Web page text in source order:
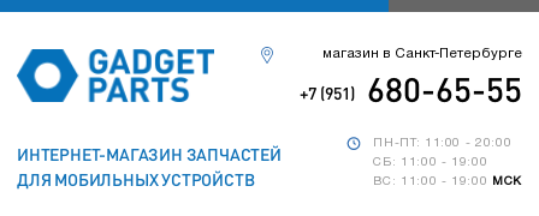
ИНТЕРНЕТ-МАГАЗИН ЗАПЧАСТЕЙ
ДЛЯ МОБИЛЬНЫХ УСТРОЙСТВ
ПН-ПТ: 11:00 - 20:00
СБ: 11:00 - 19:00
ВС: 11:00 - 19:00
МСК
магазин в Санкт-Петербурге
+7 (951) 680-65-55